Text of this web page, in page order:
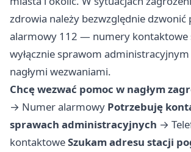
zdrowia należy bezwzględnie
alarmowy 112 — numery kontaktowe
wyłącznie sprawom
nagłymi wezwaniami.
Chcę wezwać pomoc w nagłym
→ Numer alarmowy Potrzebuję
sprawach administracyjnych →
kontaktoweSzukam adresu stacji